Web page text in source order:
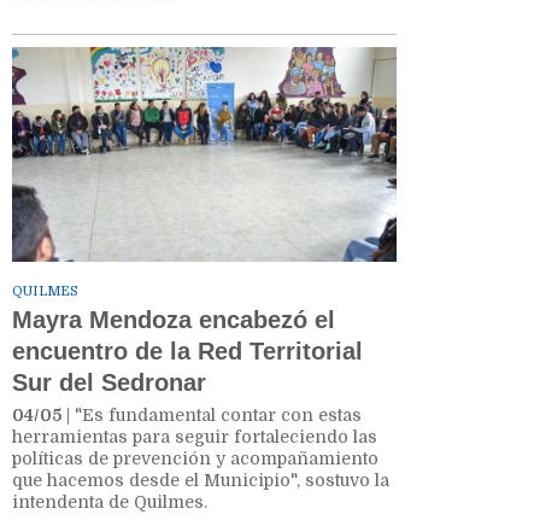
QUILMES
Mayra Mendoza encabezó el
encuentro de la Red Territorial
Sur del Sedronar
04/05 | "Es fundamental contar con estas
herramientas para seguir fortaleciendo las
políticas de prevención y acompañamiento
que hacemos desde el Municipio", sostuvo la
intendenta de Quilmes.